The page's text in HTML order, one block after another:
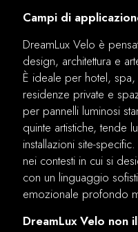
Campi di
DreamLux Velo è
design, architettura e
È ideale per hotel,
residenze private e
per pannelli luminosi
quinte artistiche, tende
installazioni site-
nei contesti in cui si
con un linguaggio
emozionale profondo
DreamLux Velo non